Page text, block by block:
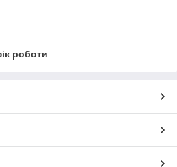
роботи